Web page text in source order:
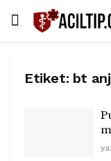
Etiket: bt